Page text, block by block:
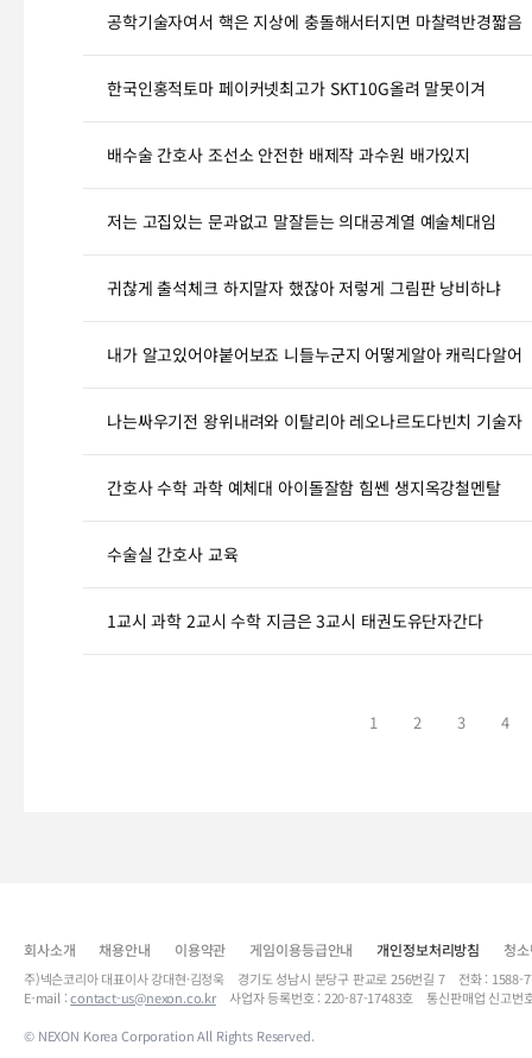
공학기술자여서 핵은 지상에 충돌해서터지면 마찰력반경짧음
한국인홍적토마 페이커넷최고가 SKT10G올려 말못이겨
배수술 간호사 조선소 안전한 배제작 과수원 배가있지
저는 고집있는 문과없고 말잘듣는 의대공계열 예술체대임
귀찮게 출석체크 하지말자 했잖아 저렇게 그림판 낭비하냐
내가 알고있어야붙어보죠 니들누군지 어떻게알아 캐릭다알어
나는싸우기전 왕위내려와 이탈리아 레오나르도다빈치 기술자
간호사 수학 과학 예체대 아이돌잘함 힘쎈 생지옥강철멘탈
수술실 간호사 교육
1교시 과학 2교시 수학 지금은 3교시 태권도유단자간다
1 2 3 4
회사소개 채용안내 이용약관 게임이용등급안내 개인정보처리방침 청
주)넥슨코리아 대표이사 강대현·김정욱 경기도 성남시 분당구 판교로 256번길 7 전화 :
E-mail :contact-us@nexon.co.kr사업자 등록번호 : 220-87-17483호 통신판매업 신고번
© NEXON Korea Corporation All Rights Reserved.